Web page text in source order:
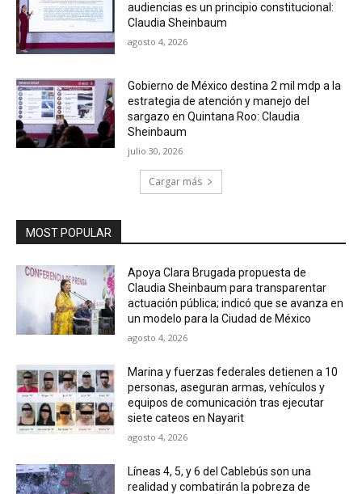
audiencias es un principio constitucional:
Claudia Sheinbaum
agosto 4, 2026
Gobierno de México destina 2 mil mdp a la
estrategia de atención y manejo del
sargazo en Quintana Roo: Claudia
Sheinbaum
julio 30, 2026
Cargar más
MOST POPULAR
Apoya Clara Brugada propuesta de
Claudia Sheinbaum para transparentar
actuación pública; indicó que se avanza en
un modelo para la Ciudad de México
agosto 4, 2026
Marina y fuerzas federales detienen a 10
personas, aseguran armas, vehículos y
equipos de comunicación tras ejecutar
siete cateos en Nayarit
agosto 4, 2026
Líneas 4, 5, y 6 del Cablebús son una
realidad y combatirán la pobreza de